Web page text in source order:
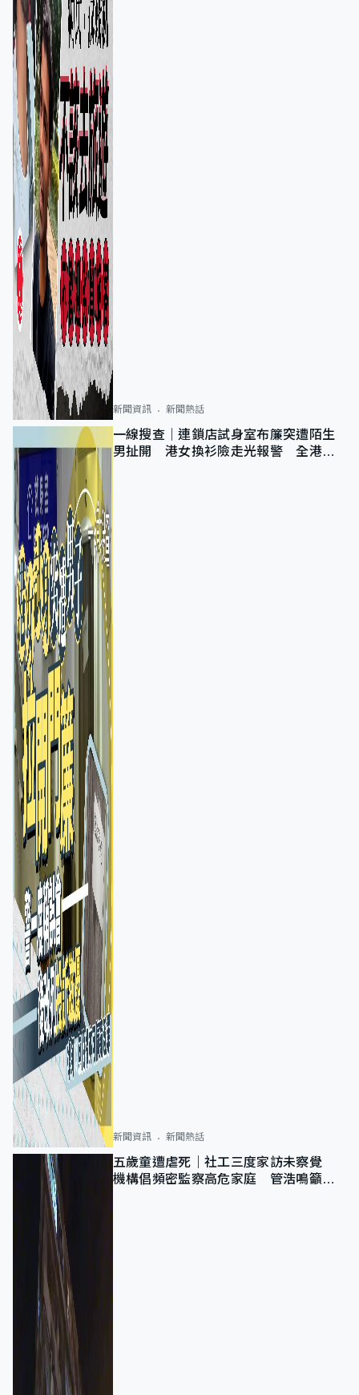
新聞資訊 新聞熱話
一線搜查｜連鎖店試身室布簾突遭陌生
男扯開 港女換衫險走光報警 全港分
新聞資訊 新聞熱話
五歲童遭虐死｜社工三度家訪未察覺
機構倡頻密監察高危家庭 管浩鳴籲加